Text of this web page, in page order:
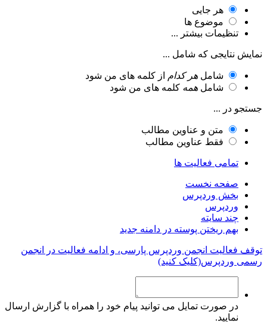
هر جایی
موضوع ها
تنظیمات بیشتر ...
نمایش نتایجی که شامل ...
شامل هر کدام از کلمه های من شود
شامل همه کلمه های من شود
جستجو در ...
متن و عناوین مطالب
فقط عناوین مطالب
تمامی فعالیت ها
صفحه نخست
بخش وردپرس
وردپرس
چند سایته
بهم ریختن پوسته در دامنه جدید
توقف فعالیت انجمن وردپرس پارسی، و ادامه فعالیت در انجمن
رسمی وردپرس(کلیک کنید)
در صورت تمایل می توانید پیام خود را همراه با گزارش ارسال
نمایید.